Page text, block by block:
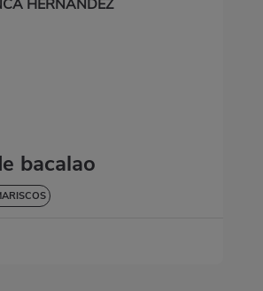
HERNANDEZ
bacalao